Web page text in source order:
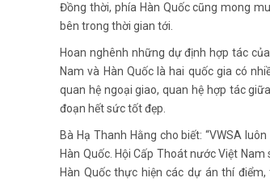
Bà Ann Seo Hyoung cho biết, hiện nay
muốn tham gia sự kiện Vietnam Water
thông qua buổi làm việc có thể hiểu
kiện. Qua đó, mở ra cơ hội tiếp cận thị
Đồng thời, phía Hàn Quốc cũng mong
bên trong thời gian tới.
Hoan nghênh những dự định hợp tác
Nam và Hàn Quốc là hai quốc gia có